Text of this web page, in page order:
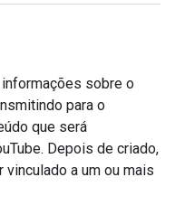
sobre o
para o
que será
Depois de criado,
vinculado a um ou mais